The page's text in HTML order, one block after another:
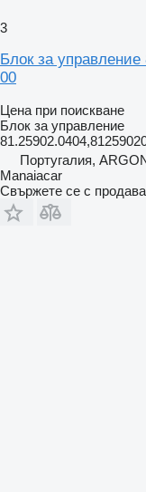
3
Блок за
00
Цена при поискване
Блок за управление
Португалия,
Manaiacar
Свържете се с